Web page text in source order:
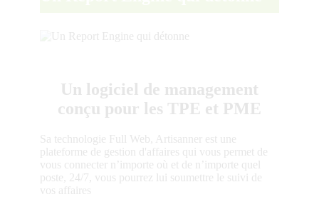
Un logiciel de management
conçu pour les TPE et PME
Sa technologie Full Web, Artisanner est une
plateforme de gestion d'affaires qui vous permet de
vous connecter n’importe où et de n’importe quel
poste, 24/7, vous pourrez lui soumettre le suivi de
vos affaires